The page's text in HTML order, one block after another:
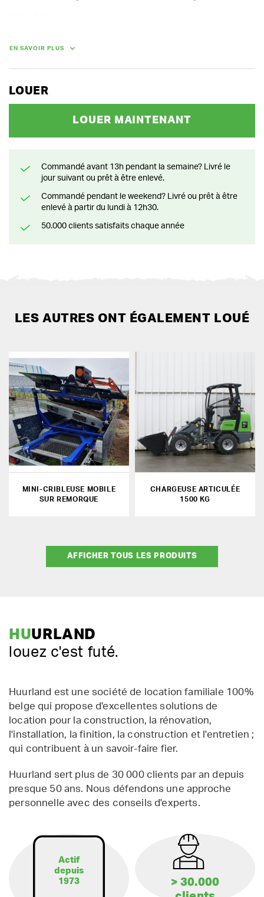
261.90 cm x 361.90 cm x 120 cm
POIDS
9.40 kg
EN SAVOIR PLUS
LOUER
LOUER MAINTENANT
Commandé avant 13h pendant la semaine? Livré le
jour suivant ou prêt à être enlevé.
Commandé pendant le weekend? Livré ou prêt à être
enlevé à partir du lundi à 12h30.
50.000 clients satisfaits chaque année
LES AUTRES ONT ÉGALEMENT LOUÉ
MINI-CRIBLEUSE MOBILE
SUR REMORQUE
CHARGEUSE ARTICULÉE
1500 KG
AFFICHER TOUS LES PRODUITS
HUURLAND
louez c'est futé.
Huurland est une société de location familiale 100%
belge qui propose d'excellentes solutions de
location pour la construction, la rénovation,
l'installation, la finition, la construction et l'entretien ;
qui contribuent à un savoir-faire fier.
Huurland sert plus de 30 000 clients par an depuis
presque 50 ans. Nous défendons une approche
personnelle avec des conseils d'experts.
Actif
depuis
1973
> 30.000